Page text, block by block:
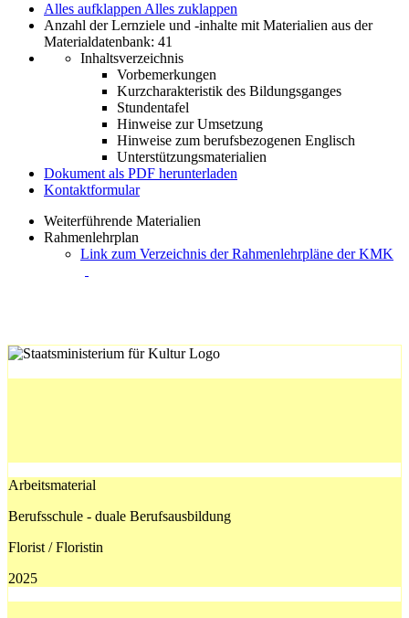
Alles aufklappen Alles zuklappen
Anzahl der Lernziele und -inhalte mit Materialien aus der
Materialdatenbank: 41
Inhaltsverzeichnis
Vorbemerkungen
Kurzcharakteristik des Bildungsganges
Stundentafel
Hinweise zur Umsetzung
Hinweise zum berufsbezogenen Englisch
Unterstützungsmaterialien
Dokument als PDF herunterladen
Kontaktformular
Weiterführende Materialien
Rahmenlehrplan
Link zum Verzeichnis der Rahmenlehrpläne der KMK
Arbeitsmaterial
Berufsschule - duale Berufsausbildung
Florist / Floristin
2025